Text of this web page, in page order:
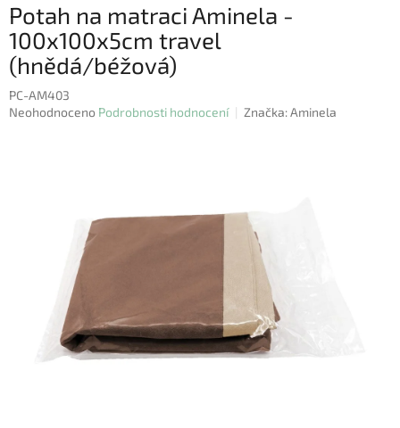
Potah na matraci Aminela -
100x100x5cm travel
(hnědá/béžová)
PC-AM403
Průměrné
Neohodnoceno Podrobnosti hodnocení Značka:Aminela